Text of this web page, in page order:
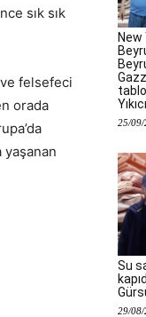
sık sık
felsefeci
orada
yaşanan
New
Yıkıcı
25/09/
Su
29/08/